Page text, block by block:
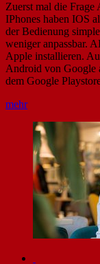
Zuerst mal die Frage
IPhones haben IOS
der Bedienung
weniger anpassbar.
Apple installieren.
Android von Google
dem Google
mehr